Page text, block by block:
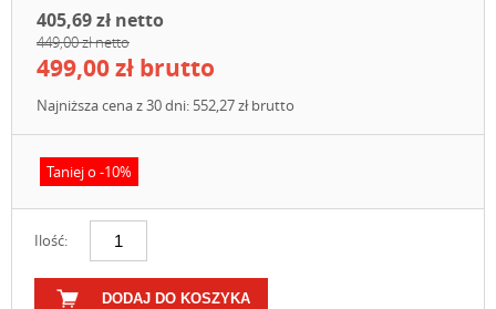
405,69 zł netto
449,00 zł netto
499,00 zł brutto
Najniższa cena z 30 dni: 552,27 zł brutto
Taniej o -10%
Ilość:
DODAJ DO KOSZYKA